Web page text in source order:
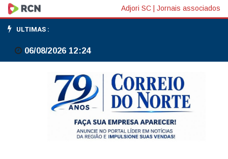
Maricá,
no
litoral
registra
Adjori SC Jornais associados
ULTIMAS :
06/08/2026 12:24